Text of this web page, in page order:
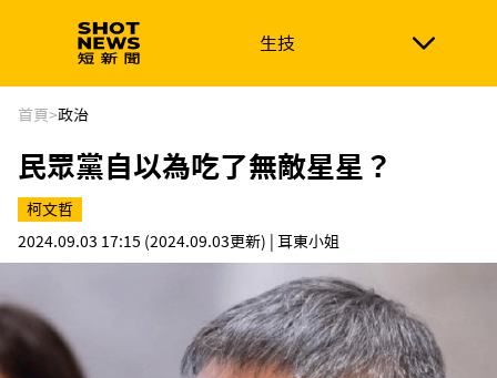
生技
生技 政治
新南向 體育
首頁>政治
民眾黨自以為吃了無敵星星？
柯文哲
2024.09.03 17:15 (2024.09.03更新) | 耳東小姐